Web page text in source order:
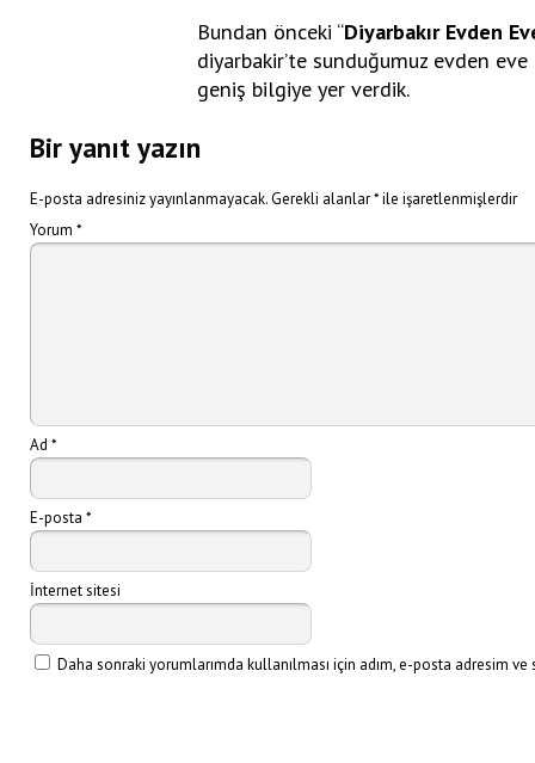
Bundan önceki “Diyarbakır Evden
diyarbakir’te sunduğumuz evden
geniş bilgiye yer verdik.
Bir yanıt yazın
E-posta adresiniz yayınlanmayacak.Gerekli alanlar*ile işaretlenmişlerdir
Yorum *
Ad *
E-posta *
İnternet sitesi
Daha sonraki yorumlarımda kullanılması için adım, e-posta adresim ve